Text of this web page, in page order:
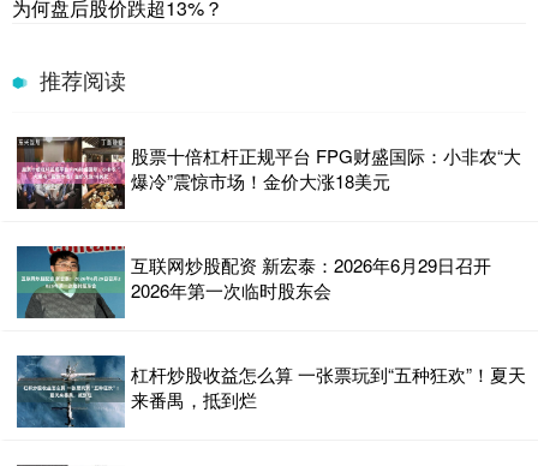
为何盘后股价跌超13%？
推荐阅读
股票十倍杠杆正规平台 FPG财盛国际：小非农“大
爆冷”震惊市场！金价大涨18美元
互联网炒股配资 新宏泰：2026年6月29日召开
2026年第一次临时股东会
杠杆炒股收益怎么算 一张票玩到“五种狂欢”！夏天
来番禺，抵到烂